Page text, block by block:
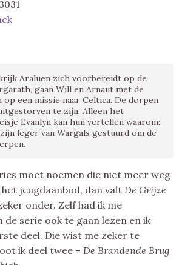
Araluen zich voorbereidt op de
gaan Will en Arnaut met de
op een missie naar Celtica. De dorpen
te zijn. Alleen het
Evanlyn kan hun vertellen waarom:
leger van Wargals gestuurd om de
moet noemen die niet meer weg
jeugdaanbod, dan valt De Grijze
onder. Zelf had ik me
serie ook te gaan lezen en ik
deel. Die wist me zeker te
ik deel twee – De Brandende Brug